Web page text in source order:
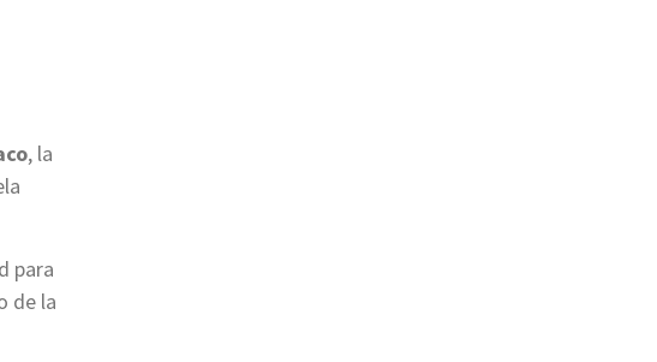
, la
para
de la